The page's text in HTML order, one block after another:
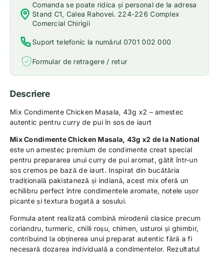
Comanda se poate ridica și personal de la adresa
Stand C1, Calea Rahovei. 224-226 Complex
Comercial Chirigii
Suport telefonic la numărul 0701 002 000
Formular de retragere / retur
Descriere
Mix Condimente Chicken Masala, 43g x2 – amestec
autentic pentru curry de pui în sos de iaurt
Mix Condimente Chicken Masala, 43g x2 de la National
este un amestec premium de condimente creat special
pentru prepararea unui curry de pui aromat, gătit într-un
sos cremos pe bază de iaurt. Inspirat din bucătăria
tradițională pakistaneză și indiană, acest mix oferă un
echilibru perfect între condimentele aromate, notele ușor
picante și textura bogată a sosului.
Formula atent realizată combină mirodenii clasice precum
coriandru, turmeric, chilli roșu, chimen, usturoi și ghimbir,
contribuind la obținerea unui preparat autentic fără a fi
necesară dozarea individuală a condimentelor. Rezultatul